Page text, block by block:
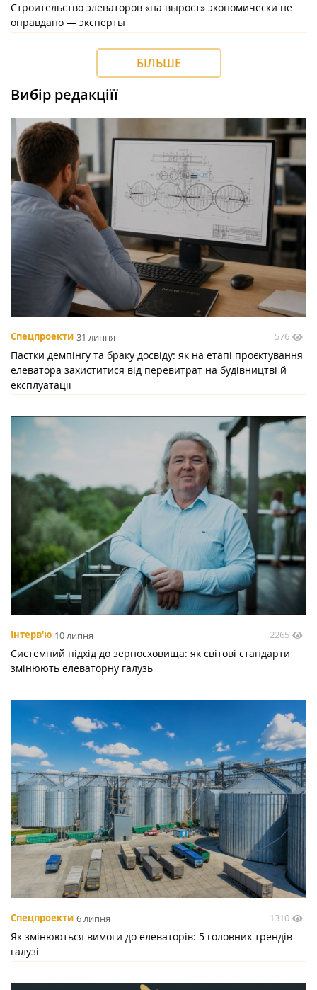
Строительство элеваторов «на вырост» экономически не
оправдано — эксперты
БІЛЬШЕ
Вибір редакціїї
Спецпроекти 31 липня 576
Пастки демпінгу та браку досвіду: як на етапі проєктування
елеватора захиститися від перевитрат на будівництві й
експлуатації
Інтерв'ю 10 липня 2265
Системний підхід до зерносховища: як світові стандарти
змінюють елеваторну галузь
Спецпроекти 6 липня 1310
Як змінюються вимоги до елеваторів: 5 головних трендів
галузі